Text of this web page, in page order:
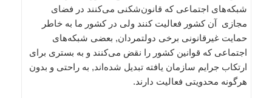
شبکه‌های اجتماعی که قانون‌شکنی می‌کنند در فضای
مجازی آن کشور فعالیت کنند ولی در کشور ما به خاطر
حمایت غیرقانونی برخی دولتمردان, بعضی شبکه‌های
اجتماعی که قوانین کشور را نقض می‌کنند و به بستری برای
ارتکاب جرایم سازمان یافته تبدیل شده‌اند, به راحتی و بدون
هرگونه محدویتی فعالیت دارند.